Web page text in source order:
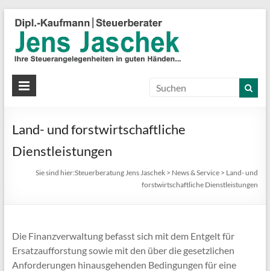
Land- und forstwirtschaftliche
Dienstleistungen
Sie sind hier:Steuerberatung Jens Jaschek > News & Service > Land- und
forstwirtschaftliche Dienstleistungen
Die Finanzverwaltung befasst sich mit dem Entgelt für
Ersatzaufforstung sowie mit den über die gesetzlichen
Anforderungen hinausgehenden Bedingungen für eine